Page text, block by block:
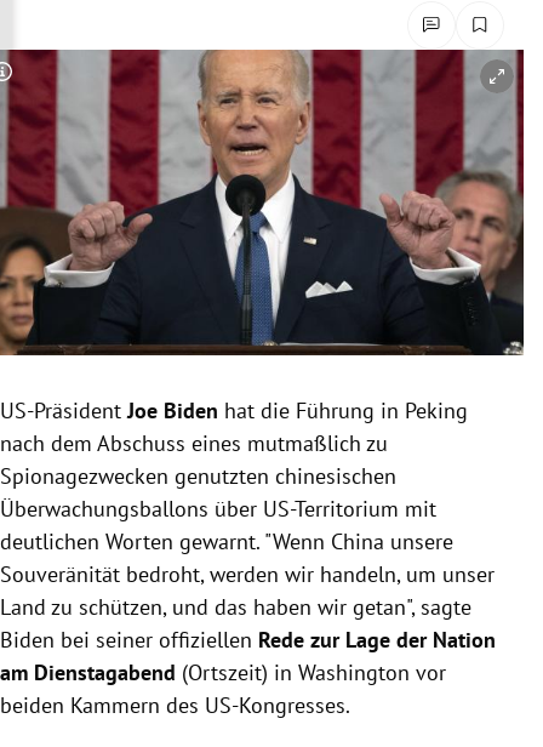
Untermenü
Untermenü
Untermenü
Untermenü
Untermenü
Copyright-Hinweis öffnen/schließen
US-PräsidentJoe Biden hat die Führung in Peking
nach dem Abschuss eines mutmaßlich zu
Spionagezwecken genutzten chinesischen
Überwachungsballons über US-Territorium mit
deutlichen Worten gewarnt. "Wenn China unsere
Souveränität bedroht, werden wir handeln, um unser
Land zu schützen, und das haben wir getan", sagte
Biden bei seiner offiziellen Rede zur Lage der Nation
am Dienstagabend (Ortszeit) in Washington vor
beiden Kammern des US-Kongresses.